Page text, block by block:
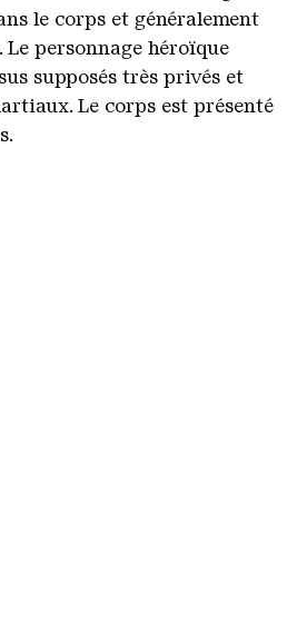
le corps et généralement
personnage héroïque
supposés très privés et
Le corps est présenté